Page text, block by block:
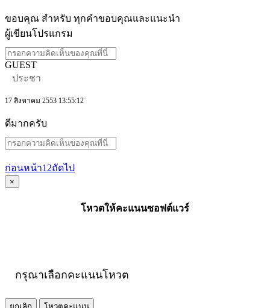
ขอบคุณ สำหรับ ทุกคำขอบคุณและแนะนำ
ผู้เขียนโปรแกรม
GUEST
ประชา
17 สิงหาคม 2553 13:55:12
ดีมากครับ
ก่อนหน้า1 2ถัดไป
×
โหวตให้คะแนนซอฟต์แวร์
กรุณาเลือกคะแนนโหวต